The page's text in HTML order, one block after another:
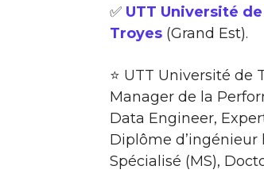
✅ UTT Université
Troyes (Grand Est).
⭐ UTT Université de
Manager de la
Data Engineer,
Diplôme d’ingénieur
Spécialisé (MS),